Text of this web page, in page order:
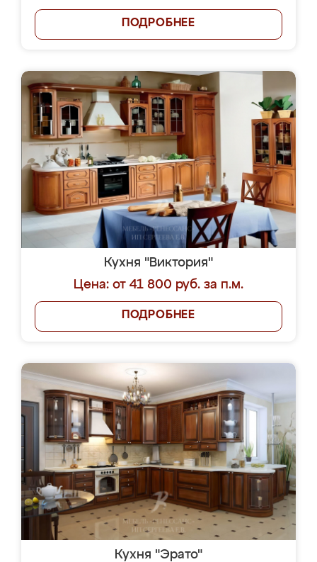
ПОДРОБНЕЕ
Кухня "Виктория"
Цена: от 41 800 руб. за п.м.
ПОДРОБНЕЕ
Кухня "Эрато"